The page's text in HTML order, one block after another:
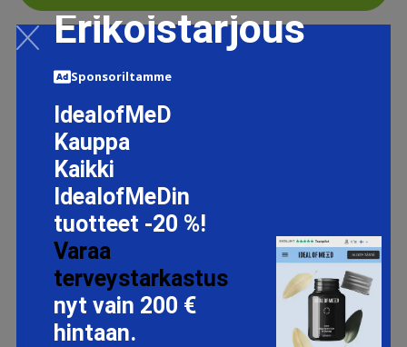
Erikoistarjous
Sponsoriltamme
IdealofMeD
Kauppa
Kaikki
IdealofMeDin
tuotteet -20 %!
Varaa
terveystarkastus
nyt vain 200 €
hintaan.